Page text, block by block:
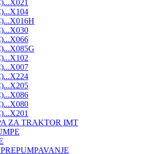
ZA TRAKTOR IMT